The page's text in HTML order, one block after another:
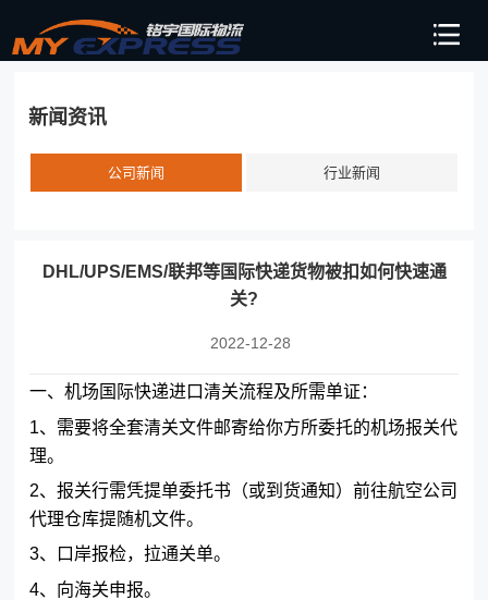
新闻资讯
公司新闻 行业新闻
DHL/UPS/EMS/联邦等国际快递货物被扣如何快速通
关?
2022-12-28
一、机场国际快递进口清关流程及所需单证：
1、需要将全套清关文件邮寄给你方所委托的机场报关代
理。
2、报关行需凭提单委托书（或到货通知）前往航空公司
代理仓库提随机文件。
3、口岸报检，拉通关单。
4、向海关申报。